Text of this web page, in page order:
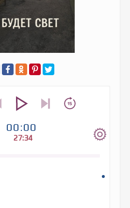
00:00
27:34